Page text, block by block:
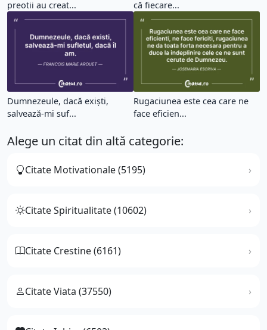
preotii au creat...
că fiecare...
Dumnezeule, dacă exiști,
salvează-mi suf...
Rugaciunea este cea care ne
face eficien...
Alege un citat din altă categorie:
Citate Motivationale (5195)
Citate Spiritualitate (10602)
Citate Crestine (6161)
Citate Viata (37550)